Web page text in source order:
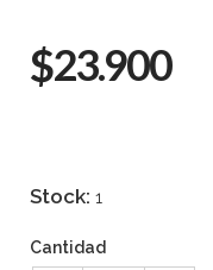
$23.900
Stock: 1
Cantidad